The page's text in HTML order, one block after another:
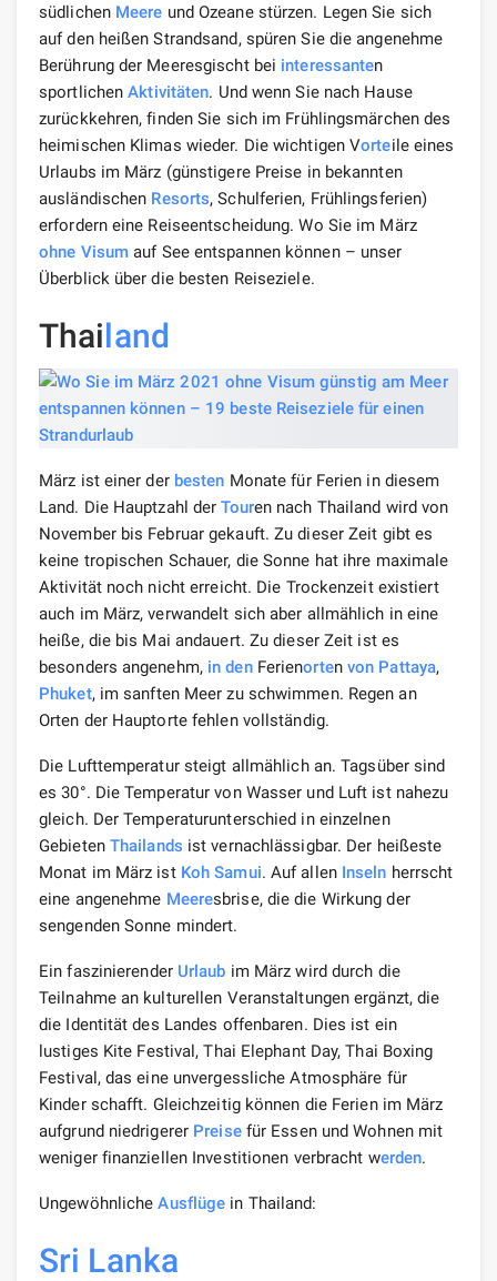
südlichen Meere und Ozeane stürzen. Legen Sie sich
auf den heißen Strandsand, spüren Sie die angenehme
Berührung der Meeresgischt bei interessanten
sportlichenAktivitäten. Und wenn Sie nach Hause
zurückkehren, finden Sie sich im Frühlingsmärchen des
heimischen Klimas wieder. Die wichtigen Vorteile eines
Urlaubs im März (günstigere Preise in bekannten
ausländischen Resorts, Schulferien, Frühlingsferien)
erfordern eine Reiseentscheidung. Wo Sie im März
ohne Visum auf See entspannen können – unser
Überblick über die besten Reiseziele.
Thailand
März ist einer der besten Monate für Ferien in diesem
Land. Die Hauptzahl derTouren nach Thailand wird von
November bis Februar gekauft. Zu dieser Zeit gibt es
keine tropischen Schauer, die Sonne hat ihre maximale
Aktivität noch nicht erreicht. Die Trockenzeit existiert
auch im März, verwandelt sich aber allmählich in eine
heiße, die bis Mai andauert. Zu dieser Zeit ist es
besonders angenehm, in denFerienorten von Pattaya,
Phuket, im sanften Meer zu schwimmen. Regen an
Orten der Hauptorte fehlen vollständig.
Die Lufttemperatur steigt allmählich an. Tagsüber sind
es 30°. Die Temperatur von Wasser und Luft ist nahezu
gleich. Der Temperaturunterschied in einzelnen
Gebieten Thailands ist vernachlässigbar. Der heißeste
Monat im März ist Koh Samui. Auf allen Inseln herrscht
eine angenehme Meeresbrise, die die Wirkung der
sengenden Sonne mindert.
Ein faszinierender Urlaub im März wird durch die
Teilnahme an kulturellen Veranstaltungen ergänzt, die
die Identität des Landes offenbaren. Dies ist ein
lustiges Kite Festival, Thai Elephant Day, Thai Boxing
Festival, das eine unvergessliche Atmosphäre für
Kinder schafft. Gleichzeitig können die Ferien im März
aufgrund niedrigerer Preisefür Essen und Wohnen mit
weniger finanziellen Investitionen verbracht werden.
UngewöhnlicheAusflüge in Thailand:
Sri Lanka